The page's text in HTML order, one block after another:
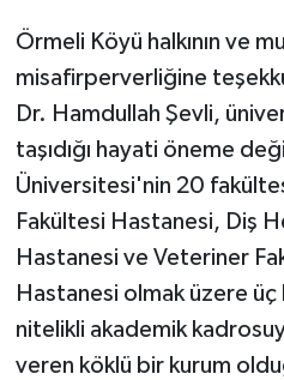
Örmeli Köyü halkının ve
misafirperverliğine
Dr. Hamdullah Şevli,
taşıdığı hayati öneme
Üniversitesi'nin 20
Fakültesi Hastanesi, Diş
Hastanesi ve Veteriner
Hastanesi olmak üzere üç
nitelikli akademik
veren köklü bir kurum